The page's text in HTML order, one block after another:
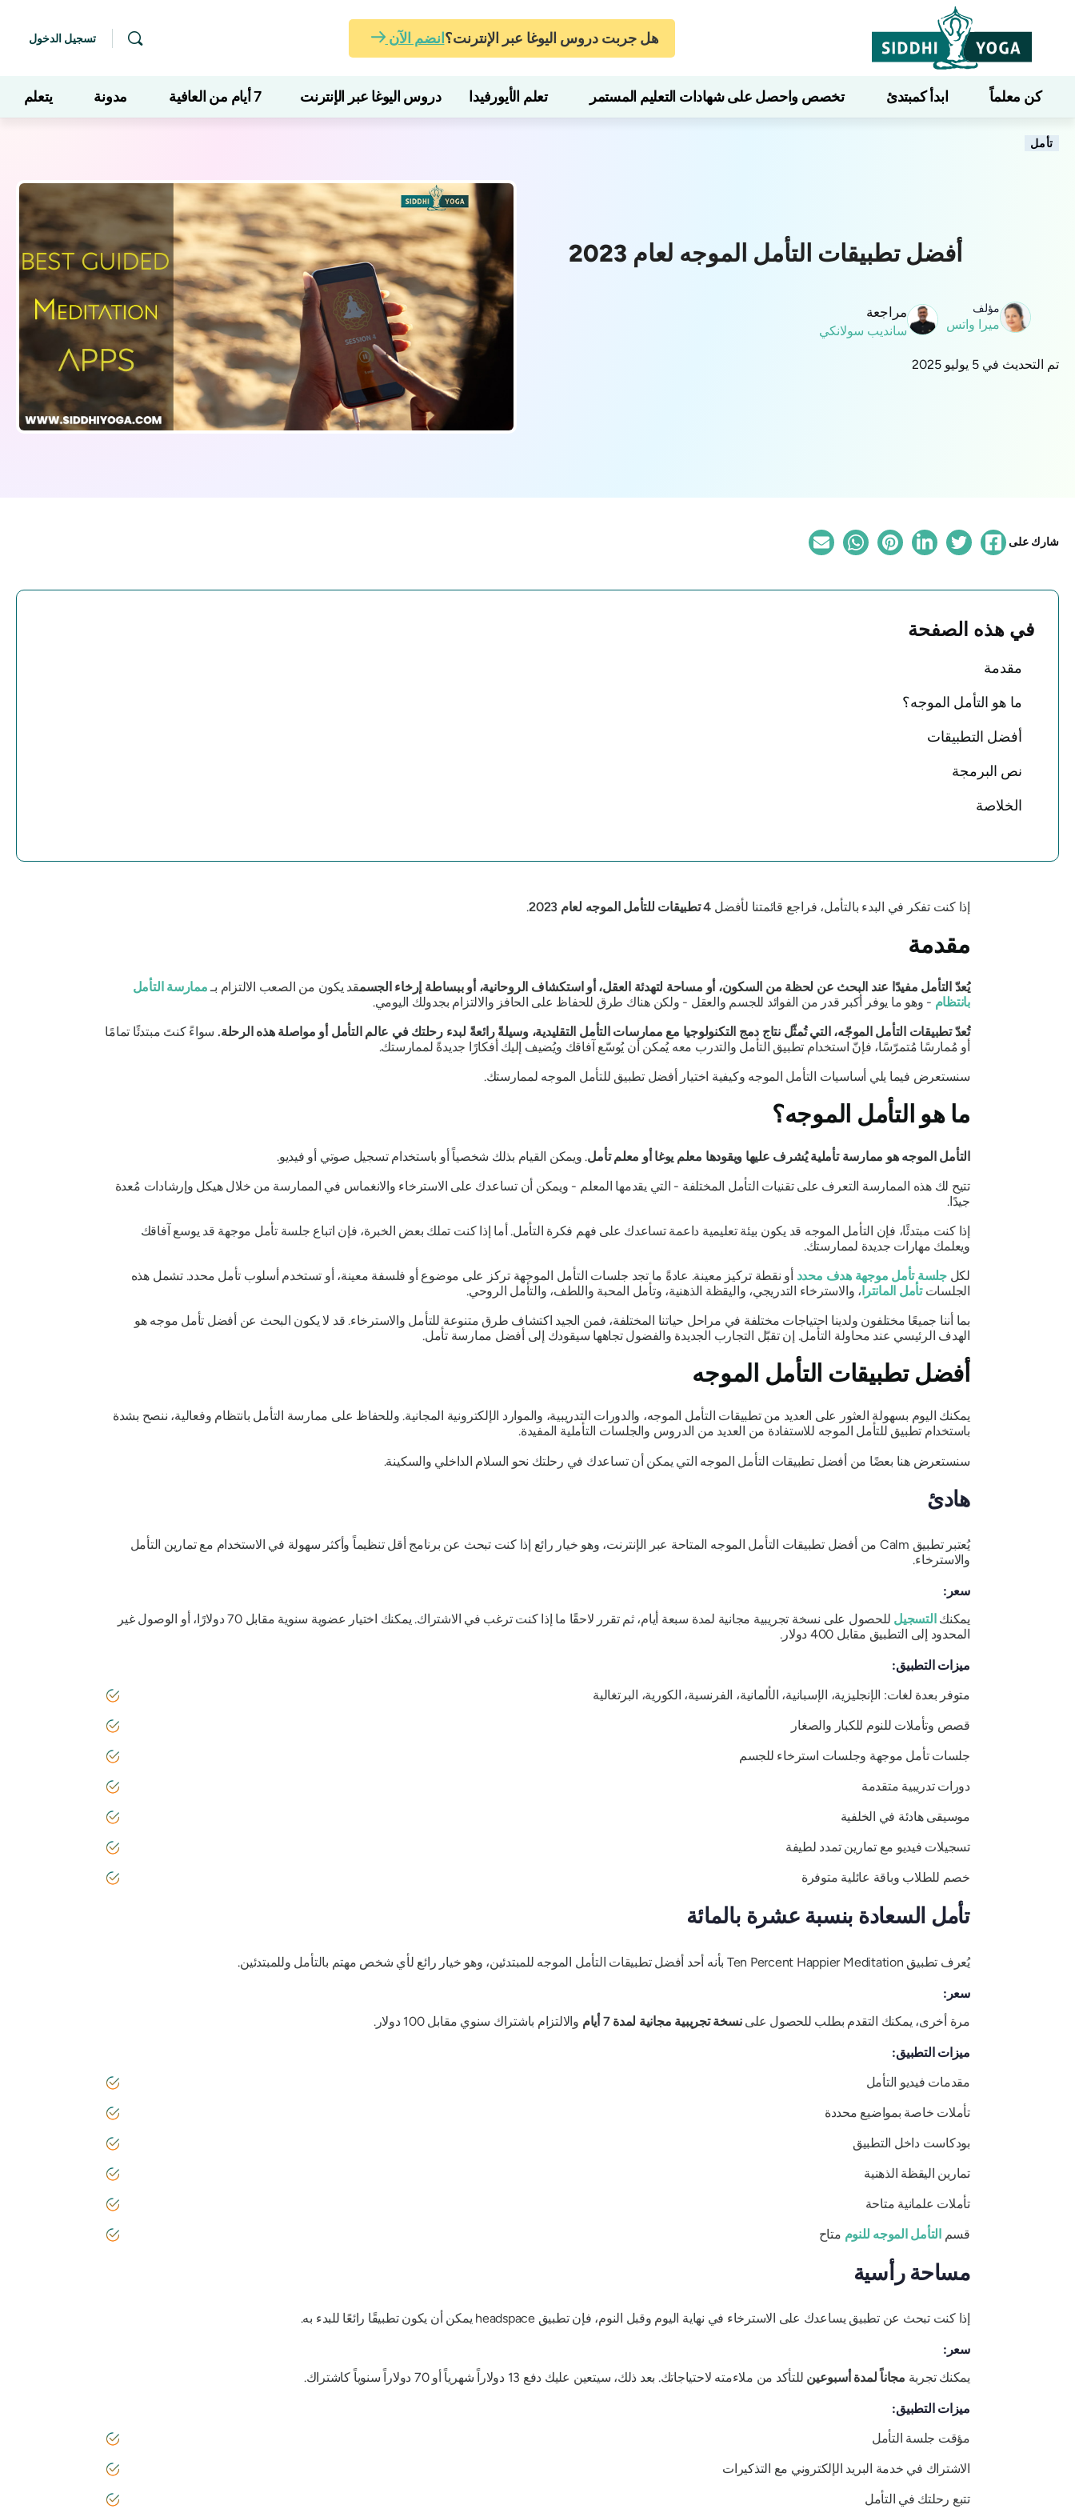
هل جربت دروس اليوغا عبر الإنترنت؟انضم الآن تسجيل الدخول
كن معلماً ابدأ كمبتدئ تخصص واحصل على شهادات التعليم المستمر تعلم الأيورفيدا دروس اليوغا عبر الإنترنت 7 أيام من العافية مدونة يتعلم
تأمل
أفضل تطبيقات التأمل الموجه لعام 2023
مؤلف
ميرا واتس
مراجعة
سانديب سولانكي
تم التحديث في 5 يوليو 2025
شارك على
في هذه الصفحة
مقدمة
ما هو التأمل الموجه؟
أفضل التطبيقات
نص البرمجة
الخلاصة
إذا كنت تفكر في البدء بالتأمل، فراجع قائمتنا لأفضل 4تطبيقات للتأمل الموجه لعام 2023
.
مقدمة
يُعدّ التأمل مفيدًا عند البحث عن لحظة من السكون، أو مساحة لتهدئة العقل، أو استكشاف الروحانية، أو ببساطة إرخاء الجسمقد يكون من الصعب الالتزام بـممارسة التأمل
بانتظام - وهو ما يوفر أكبر قدر من الفوائد للجسم والعقل - ولكن هناك طرق للحفاظ على الحافز والالتزام بجدولك اليومي.
تُعدّ تطبيقات التأمل الموجّه، التي تُمثّل نتاج دمج التكنولوجيا مع ممارسات التأمل التقليدية، وسيلةً رائعةً لبدء رحلتك في عالم التأمل أو مواصلة هذه الرحلة.سواءً كنتَ مبتدئًا تمامًا
أو مُمارسًا مُتمرّسًا، فإنّ استخدام تطبيق التأمل والتدرب معه يُمكن أن يُوسّع آفاقك ويُضيف إليك أفكارًا جديدةً لممارستك.
سنستعرض فيما يلي أساسيات التأمل الموجه وكيفية اختيار أفضل تطبيق للتأمل الموجه لممارستك.
ما هو التأمل الموجه؟
التأمل الموجه هو ممارسة تأملية يُشرف عليها ويقودها معلم يوغا أو معلم تأمل. ويمكن القيام بذلك شخصياً أو باستخدام تسجيل صوتي أو فيديو.
تتيح لك هذه الممارسة التعرف على تقنيات التأمل المختلفة - التي يقدمها المعلم - ويمكن أن تساعدك على الاسترخاء والانغماس في الممارسة من خلال هيكل وإرشادات مُعدة
جيدًا.
إذا كنت مبتدئًا، فإن التأمل الموجه قد يكون بيئة تعليمية داعمة تساعدك على فهم فكرة التأمل. أما إذا كنت تملك بعض الخبرة، فإن اتباع جلسة تأمل موجهة قد يوسع آفاقك
ويعلمك مهارات جديدة لممارستك.
لكلجلسة تأمل موجهة هدف محدد أو نقطة تركيز معينة. عادةً ما تجد جلسات التأمل الموجهة تركز على موضوع أو فلسفة معينة، أو تستخدم أسلوب تأمل محدد. تشمل هذه
الجلساتتأمل المانترا، والاسترخاء التدريجي، واليقظة الذهنية، وتأمل المحبة واللطف، والتأمل الروحي.
بما أننا جميعًا مختلفون ولدينا احتياجات مختلفة في مراحل حياتنا المختلفة، فمن الجيد اكتشاف طرق متنوعة للتأمل والاسترخاء. قد لا يكون البحث عن أفضل تأمل موجه هو
الهدف الرئيسي عند محاولة التأمل. إن تقبّل التجارب الجديدة والفضول تجاهها سيقودك إلى أفضل ممارسة تأمل.
أفضل تطبيقات التأمل الموجه
يمكنك اليوم بسهولة العثور على العديد من تطبيقات التأمل الموجه، والدورات التدريبية، والموارد الإلكترونية المجانية. وللحفاظ على ممارسة التأمل بانتظام وفعالية، ننصح بشدة
باستخدام تطبيق للتأمل الموجه للاستفادة من العديد من الدروس والجلسات التأملية المفيدة.
سنستعرض هنا بعضًا من أفضل تطبيقات التأمل الموجه التي يمكن أن تساعدك في رحلتك نحو السلام الداخلي والسكينة.
هادئ
يُعتبر تطبيق Calm من أفضل تطبيقات التأمل الموجه المتاحة عبر الإنترنت، وهو خيار رائع إذا كنت تبحث عن برنامج أقل تنظيماً وأكثر سهولة في الاستخدام مع تمارين التأمل
والاسترخاء.
سعر:
يمكنك التسجيل
للحصول على نسخة تجريبية مجانية لمدة سبعة أيام، ثم تقرر لاحقًا ما إذا كنت ترغب في الاشتراك. يمكنك اختيار عضوية سنوية مقابل 70 دولارًا، أو الوصول غير
المحدود إلى التطبيق مقابل 400 دولار.
ميزات التطبيق:
متوفر بعدة لغات: الإنجليزية، الإسبانية، الألمانية، الفرنسية، الكورية، البرتغالية
قصص وتأملات للنوم للكبار والصغار
جلسات تأمل موجهة وجلسات استرخاء للجسم
دورات تدريبية متقدمة
موسيقى هادئة في الخلفية
تسجيلات فيديو مع تمارين تمدد لطيفة
خصم للطلاب وباقة عائلية متوفرة
تأمل السعادة بنسبة عشرة بالمائة
يُعرف تطبيق Ten Percent Happier Meditation بأنه أحد أفضل تطبيقات التأمل الموجه للمبتدئين، وهو خيار رائع لأي شخص مهتم بالتأمل وللمبتدئين.
سعر:
مرة أخرى، يمكنك التقدم بطلب للحصول علىنسخة تجريبية مجانية لمدة 7 أيام والالتزام باشتراك سنوي مقابل 100 دولار.
ميزات التطبيق:
مقدمات فيديو التأمل
تأملات خاصة بمواضيع محددة
بودكاست داخل التطبيق
تمارين اليقظة الذهنية
تأملات علمانية متاحة
قسم التأمل الموجه للنوم متاح
مساحة رأسية
إذا كنت تبحث عن تطبيق يساعدك على الاسترخاء في نهاية اليوم وقبل النوم، فإن تطبيق headspace يمكن أن يكون تطبيقًا رائعًا للبدء به.
سعر:
يمكنك تجربة مجاناً لمدة أسبوعين للتأكد من ملاءمته لاحتياجاتك. بعد ذلك، سيتعين عليك دفع 13 دولاراً شهرياً أو 70 دولاراً سنوياً كاشتراك.
ميزات التطبيق:
مؤقت جلسة التأمل
الاشتراك في خدمة البريد الإلكتروني مع التذكيرات
تتبع رحلتك في التأمل